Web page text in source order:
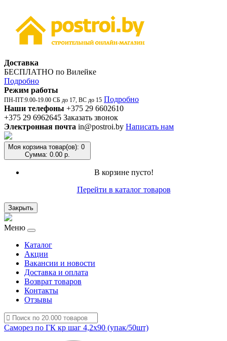
Доставка
БЕСПЛАТНО по Вилейке
Подробно
Режим работы
ПН-ПТ:9.00-19.00 СБ до 17, ВС до 15 Подробно
Наши телефоны +375 29 6602610
+375 29 6962645 Заказать звонок
Электронная почта in@postroi.by Написать нам
Моя корзина товар(ов): 0
Сумма: 0.00 р.
В корзине пусто!
Перейти в каталог товаров
Закрыть
Меню
Каталог
Акции
Вакансии и новости
Доставка и оплата
Возврат товаров
Контакты
Отзывы
Саморез по ГК кр шаг 4,2х90 (упак/50шт)